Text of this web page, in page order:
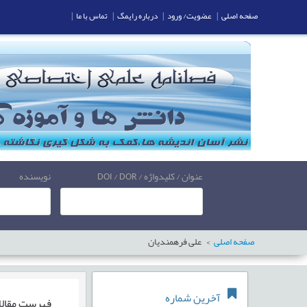
عنوان / کلیدواژه / DOI / DOR نویسنده
صفحه اصلی علی فرهمندیان
آخرین شماره
صفحه اصلی | عضویت/ ورود | درباره رایمگ | تماس با ما |